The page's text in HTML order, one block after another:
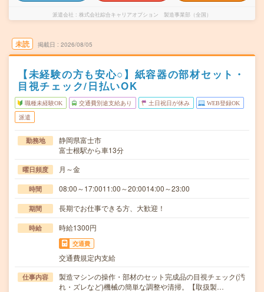
派遣会社 株式会社綜合キャリアオプション 製造事業部（全国）
未読 掲載日 2026/08/05
【未経験の方も安心○】紙容器の部材セット・
目視チェック/日払いOK
職種未経験OK 交通費別途支給あり 土日祝日が休み WEB登録OK
派遣
勤務地
静岡県富士市
富士根駅から車13分
曜日頻度 月～金
時間 08:00～17:0011:00～20:0014:00～23:00
期間 長期でお仕事できる方、大歓迎！
時給 時給1300円
交通費
交通費規定内支給
仕事内容
製造マシンの操作・部材のセット完成品の目視チェック(汚
れ・ズレなど)機械の簡単な調整や清掃。【取扱製…